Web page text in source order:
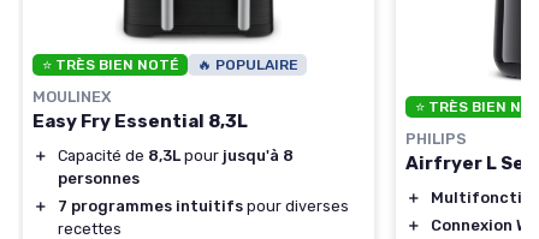
⭐ TRÈS BIEN NOTÉ 🔥 POPULAIRE
MOULINEX
Easy Fry Essential 8,3L
＋ Capacité de 8,3L pour jusqu'à 8
personnes
＋
7 programmes intuitifs pour diverses
recettes
⭐ TRÈS BIEN
PHILIPS
Airfryer L
＋
＋
Connexion